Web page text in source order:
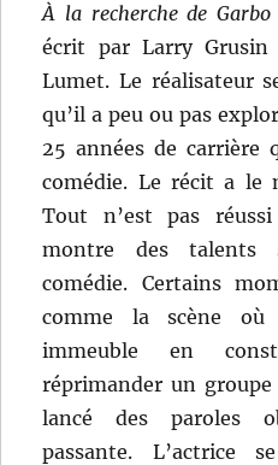
À la recherche de Garbo
écrit par Larry
Lumet. Le réalisateur
qu’il a peu ou pas
25 années de carrière
comédie. Le récit a le
Tout n’est pas
montre des talents
comédie. Certains
comme la scène
immeuble en
réprimander un
lancé des paroles
passante. L’actrice